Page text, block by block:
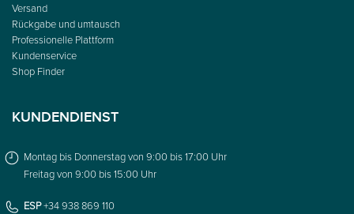
Versand
Rückgabe und umtausch
Professionelle Plattform
Kundenservice
Shop Finder
KUNDENDIENST
Montag bis Donnerstag von 9:00 bis 17:00 Uhr
Freitag von 9:00 bis 15:00 Uhr
ESP+34 938 869 110